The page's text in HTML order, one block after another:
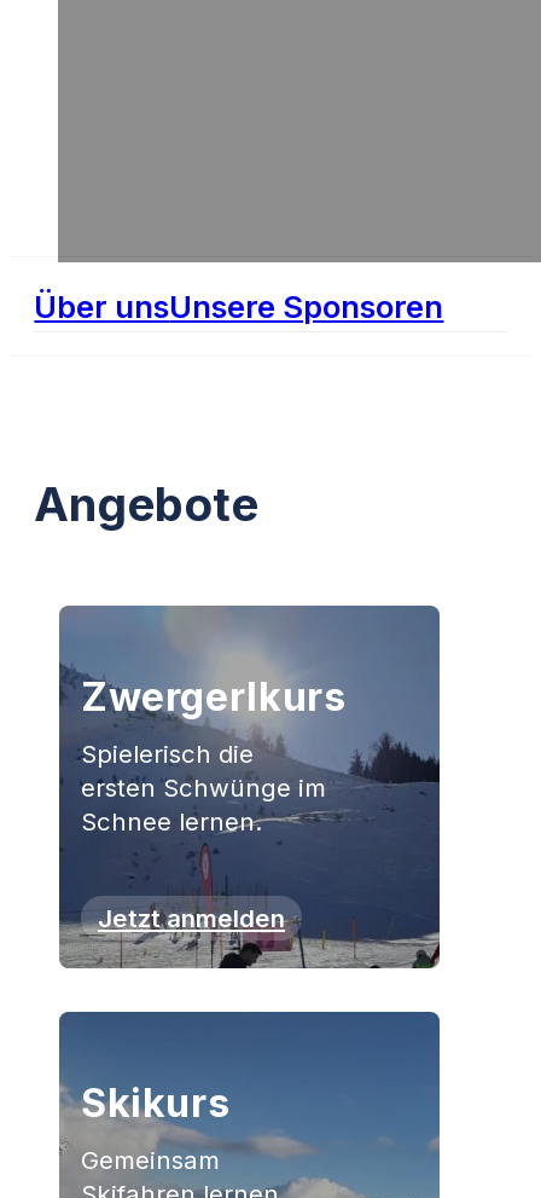
Über unsUnsere Sponsoren
Angebote
Zwergerlkurs
Spielerisch die
ersten Schwünge im
Schnee lernen.
Jetzt anmelden
Skikurs
Gemeinsam